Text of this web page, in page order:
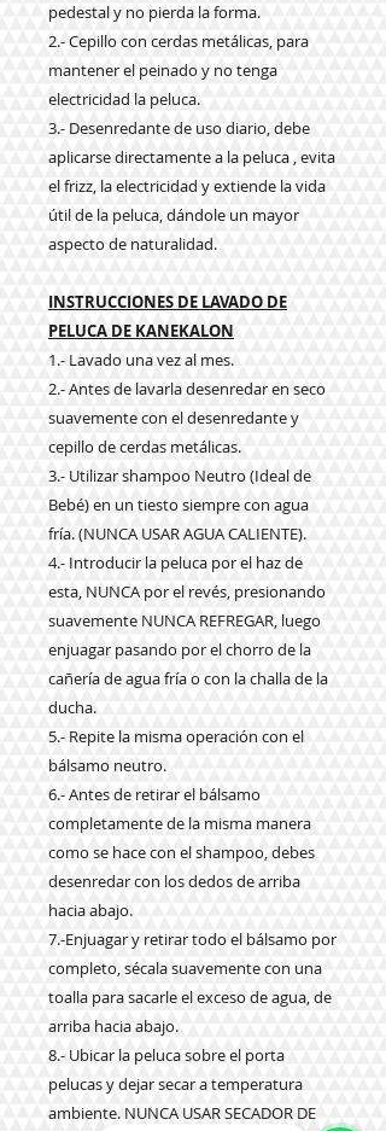
pedestal y no pierda la forma.
2.- Cepillo con cerdas metálicas, para
mantener el peinado y no tenga
electricidad la peluca.
3.- Desenredante de uso diario, debe
aplicarse directamente a la peluca , evita
el frizz, la electricidad y extiende la vida
útil de la peluca, dándole un mayor
aspecto de naturalidad.
INSTRUCCIONES DE LAVADO DE
PELUCA DE KANEKALON
1.- Lavado una vez al mes.
2.- Antes de lavarla desenredar en seco
suavemente con el desenredante y
cepillo de cerdas metálicas.
3.- Utilizar shampoo Neutro (Ideal de
Bebé) en un tiesto siempre con agua
fría. (NUNCA USAR AGUA CALIENTE).
4.- Introducir la peluca por el haz de
esta, NUNCA por el revés, presionando
suavemente NUNCA REFREGAR, luego
enjuagar pasando por el chorro de la
cañería de agua fría o con la challa de la
ducha.
5.- Repite la misma operación con el
bálsamo neutro.
6.- Antes de retirar el bálsamo
completamente de la misma manera
como se hace con el shampoo, debes
desenredar con los dedos de arriba
hacia abajo.
7.-Enjuagar y retirar todo el bálsamo por
completo, sécala suavemente con una
toalla para sacarle el exceso de agua, de
arriba hacia abajo.
8.- Ubicar la peluca sobre el porta
pelucas y dejar secar a temperatura
ambiente. NUNCA USAR SECADOR DE